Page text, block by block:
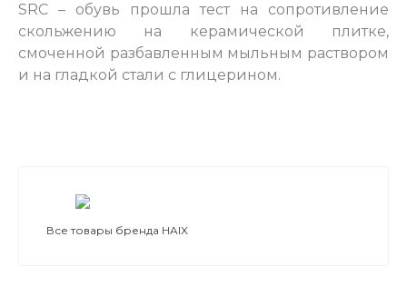
SRC – обувь прошла тест на сопротивление
скольжению на керамической плитке,
смоченной разбавленным мыльным раствором
и на гладкой стали с глицерином.
Все товары бренда HAIX